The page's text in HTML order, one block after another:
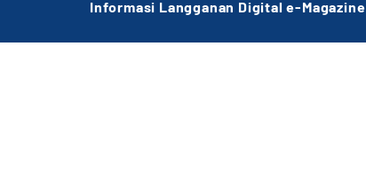
Informasi Langganan Digital e-Magazine
WA: 0857-1832-6891